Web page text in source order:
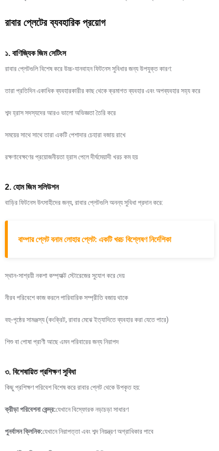
রাবার প্লেটের ব্যবহারিক প্রয়োগ
১. বাণিজ্যিক জিম সেটিংস
রাবার প্লেটগুলি বিশেষ করে উচ্চ-যানবাহন ফিটনেস সুবিধার জন্য উপযুক্ত কারণ:
তারা প্রতিদিন একাধিক ব্যবহারকারীর কাছ থেকে ক্রমাগত ব্যবহার এবং অপব্যবহার সহ্য করে
শব্দ হ্রাস সদস্যদের আরও ভালো অভিজ্ঞতা তৈরি করে
সময়ের সাথে সাথে তারা একটি পেশাদার চেহারা বজায় রাখে
রক্ষণাবেক্ষণের প্রয়োজনীয়তা হ্রাস পেলে দীর্ঘমেয়াদী খরচ কম হয়
2. হোম জিম সলিউশন
বাড়ির ফিটনেস উৎসাহীদের জন্য, রাবার প্লেটগুলি অনন্য সুবিধা প্রদান করে:
বাম্পার প্লেট বনাম লোহার প্লেট: একটি খরচ বিশ্লেষণ নির্দেশিকা
স্থান-সাশ্রয়ী নকশা কম্প্যাক্ট স্টোরেজের সুযোগ করে দেয়
নীরব পরিবেশে কাজ করলে পারিবারিক সম্প্রীতি বজায় থাকে
বহু-পৃষ্ঠের সামঞ্জস্য (কংক্রিট, রাবার মেঝে ইত্যাদিতে ব্যবহার করা যেতে পারে)
শিশু বা পোষা প্রাণী আছে এমন পরিবারের জন্য নিরাপদ
৩. বিশেষায়িত প্রশিক্ষণ সুবিধা
কিছু প্রশিক্ষণ পরিবেশ বিশেষ করে রাবার প্লেট থেকে উপকৃত হয়:
ক্রীড়া পরিবেশনা কেন্দ্র:যেখানে বিস্ফোরক নড়াচড়া সাধারণ
পুনর্বাসন ক্লিনিক:যেখানে নিরাপত্তা এবং শব্দ নিয়ন্ত্রণ অগ্রাধিকার পাবে